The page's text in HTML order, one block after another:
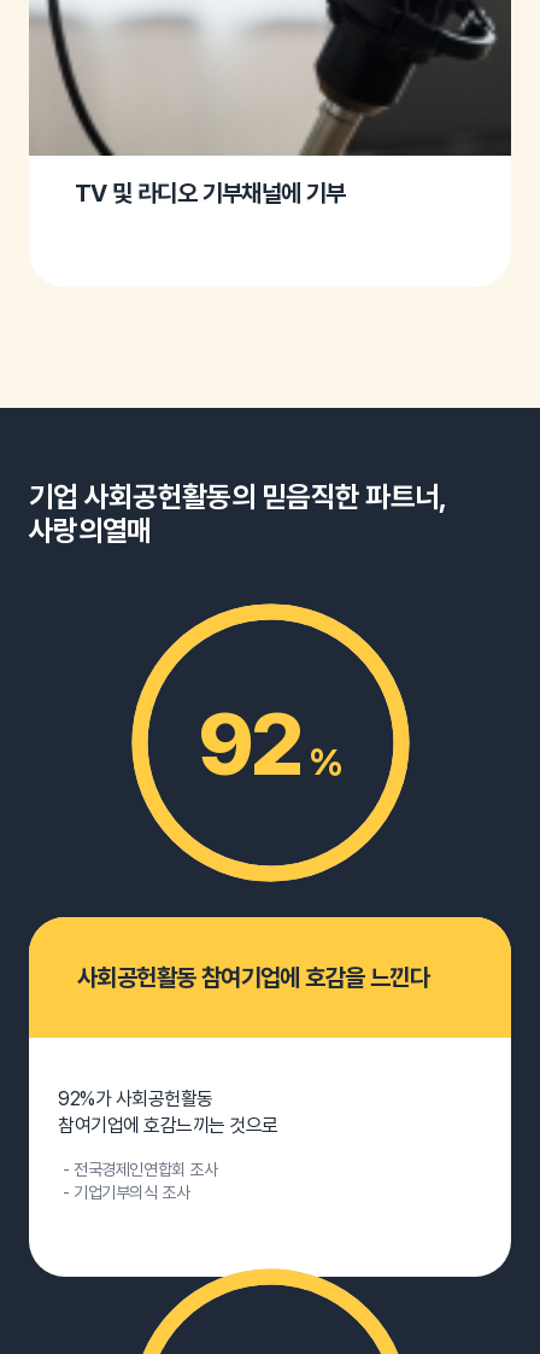
TV 및 라디오 기부채널에 기부
기업 사회공헌활동의 믿음직한 파트너,
사랑의열매
92 %
사회공헌활동 참여기업에 호감을 느낀다
92%가 사회공헌활동
참여기업에 호감느끼는 것으로
- 전국경제인연합회 조사
- 기업기부의식 조사